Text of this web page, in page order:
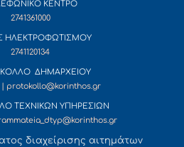
ΚΕΝΤΡΟ
2741361000
ΗΛΕΚΤΡΟΦΩΤΙΣΜΟΥ
2741120134
ΔΗΜΑΡΧΕΙΟΥ
| protokollo@korinthos.gr
ΤΕΧΝΙΚΩΝ ΥΠΗΡΕΣΙΩΝ
διαχείρισης αιτημάτων